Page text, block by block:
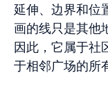
延伸、边界和位
画的线只是其他
因此，它属于社
于相邻广场的所